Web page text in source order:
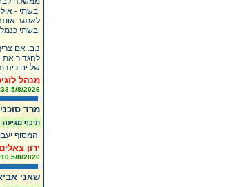
יבשתי -
לאתגר
יבשתי
נ.ב. אם
להגדיר את
של ים
מנהל
5/8/2026 11:38:33
מרד
תיכף מגיעה
והמסוף יעבוד
ירון צאלים
5/8/2026 10:17:10
שאני